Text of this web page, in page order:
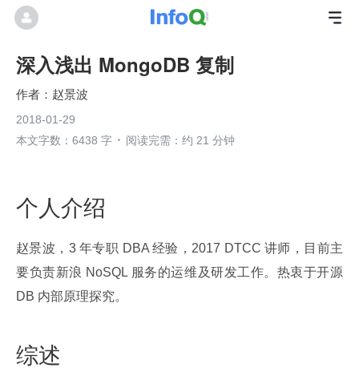
深入浅出 MongoDB 复制
赵景波
2018-01-29
本文字数：6438 字
阅读完需：约 21 分钟
个人介绍
赵景波，3 年专职 DBA 经验，2017 DTCC 讲师，目前主
要负责新浪 NoSQL 服务的运维及研发工作。热衷于开源
DB 内部原理探究。
综述